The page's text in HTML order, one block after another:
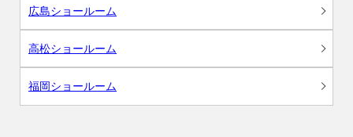
広島ショールーム
高松ショールーム
福岡ショールーム